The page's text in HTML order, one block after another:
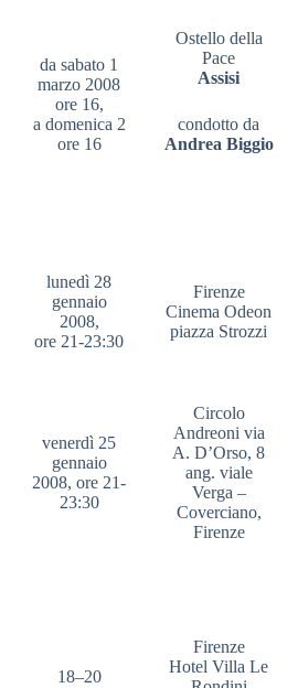
da sabato 1
marzo 2008
ore 16,
a domenica 2
ore 16
Ostello della
Pace
Assisi
condotto da
Andrea Biggio
lunedì 28
gennaio
2008,
ore 21-23:30
Firenze
Cinema Odeon
piazza Strozzi
venerdì 25
gennaio
2008, ore 21-
23:30
Circolo
Andreoni via
A. D’Orso, 8
ang. viale
Verga –
Coverciano,
Firenze
18–20
Firenze
Hotel Villa Le